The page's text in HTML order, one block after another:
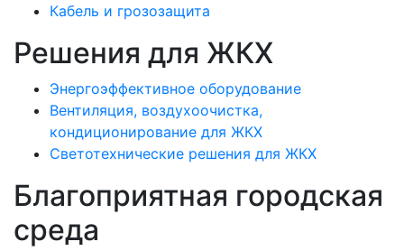
Кабель и грозозащита
Решения для ЖКХ
Энергоэффективное оборудование
Вентиляция, воздухоочистка,
кондиционирование для ЖКХ
Светотехнические решения для ЖКХ
Благоприятная городская
среда